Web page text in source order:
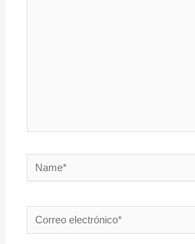
Name*
Correo
electrónico*